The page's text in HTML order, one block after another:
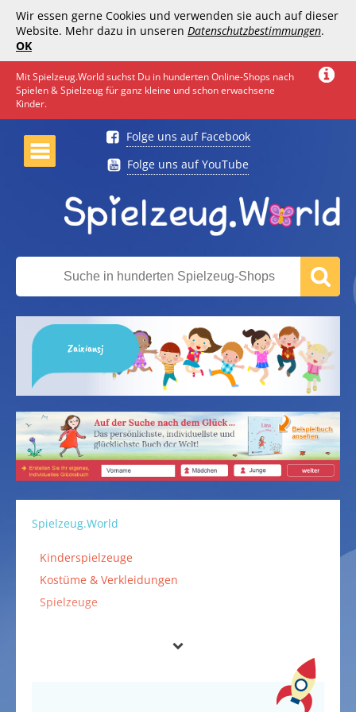
Wir essen gerne Cookies und verwenden sie auch auf dieser
Website. Mehr dazu in unseren Datenschutzbestimmungen.
OK
Mit Spielzeug.World suchst Du in hunderten Online-Shops nach
Spielen & Spielzeug für ganz kleine und schon erwachsene
Kinder.
Folge uns auf Facebook
Folge uns auf YouTube
Zaixiansj
Spielzeug.World
Kinderspielzeuge
Kostüme & Verkleidungen
Spielzeuge